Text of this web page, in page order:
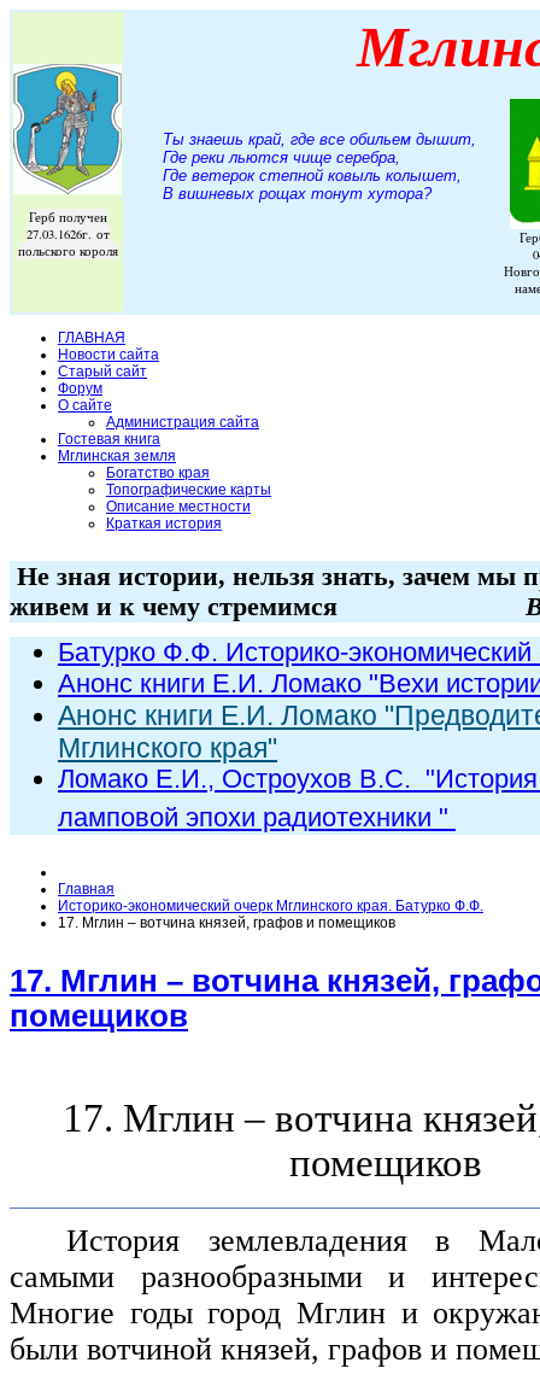
Герб получен
27.03.1626г. от
польского короля
Ты знаешь край, где все обильем дышит,
Где реки льются чище серебра,
Где ветерок степной ковыль колышет,
В вишневых рощах тонут хутора?
ГЛАВНАЯ
Новости сайта
Старый сайт
Форум
О сайте
Администрация сайта
Гостевая книга
Мглинская земля
Богатство края
Топографические карты
Описание местности
Краткая история
Не зная истории, нельзя знать, зачем мы
живем и к чему стремимся
Батурко Ф.Ф. Историко-экономический
Анонс книги Е.И. Ломако "Вехи
Анонс книги Е.И. Ломако
Мглинского края"
Ломако Е.И., Остроухов В.С. "
ламповой эпохи радиотехники "
Главная
Историко-экономический очерк Мглинского края. Батурко Ф.Ф.
17. Мглин – вотчина князей, графов и помещиков
17. Мглин – вотчина князей,
помещиков
17. Мглин – вотчина
помещиков
История землевладения в
самыми разнообразными и
Многие годы город Мглин и
были вотчиной князей, графов и